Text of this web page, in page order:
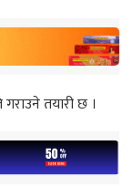
तयारी छ ।